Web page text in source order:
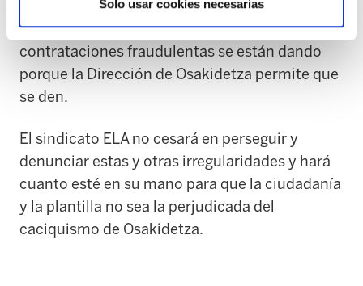
Solo usar cookies necesarias
respetar los mínimos criterios de contratación
de una administración pública. Estas
contrataciones fraudulentas se están dando
porque la Dirección de Osakidetza permite que
se den.
El sindicato ELA no cesará en perseguir y
denunciar estas y otras irregularidades y hará
cuanto esté en su mano para que la ciudadanía
y la plantilla no sea la perjudicada del
caciquismo de Osakidetza.